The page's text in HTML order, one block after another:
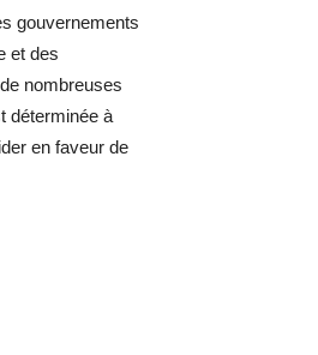
gouvernements
et des
nombreuses
déterminée à
en faveur de